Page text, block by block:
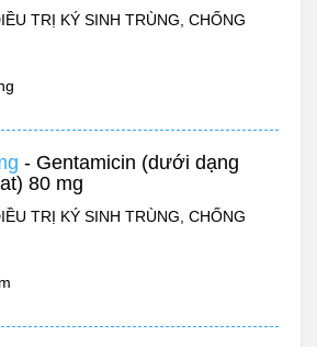
TRỊ KÝ SINH TRÙNG, CHỐNG
- Gentamicin (dưới dạng
80 mg
TRỊ KÝ SINH TRÙNG, CHỐNG